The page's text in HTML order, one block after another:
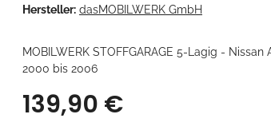
Hersteller: dasMOBILWERK GmbH
MOBILWERK STOFFGARAGE 5-Lagig - Nissan
2000 bis 2006
139,90 €